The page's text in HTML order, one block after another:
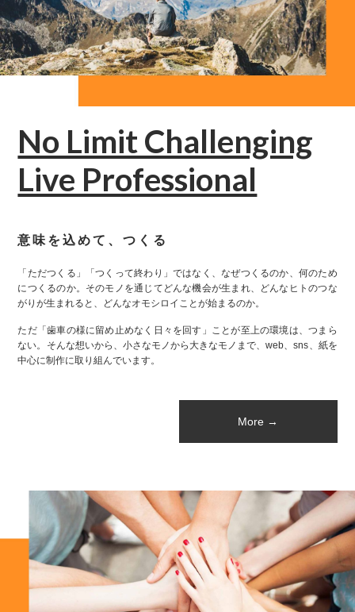
No Limit Challenging
Live Professional
意味を込めて、つくる
「ただつくる」「つくって終わり」ではなく、なぜつくるのか、何のため
につくるのか。そのモノを通じてどんな機会が生まれ、どんなヒトのつな
がりが生まれると、どんなオモシロイことが始まるのか。
ただ「歯車の様に留め止めなく日々を回す」ことが至上の環境は、つまら
ない。そんな想いから、小さなモノから大きなモノまで、web、sns、紙を
中心に制作に取り組んでいます。
More →